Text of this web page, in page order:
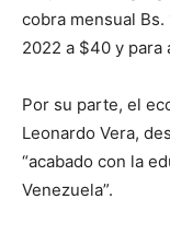
cobra mensual
2022 a $40 y para
Por su parte, el
Leonardo Vera,
“acabado con la
Venezuela”.